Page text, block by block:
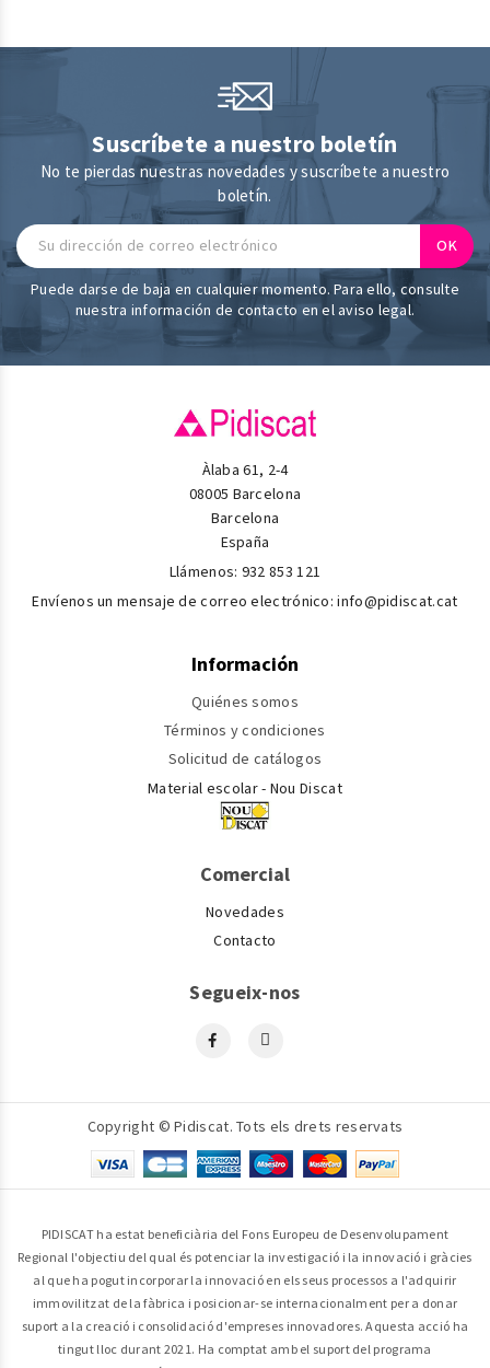
Suscríbete a nuestro boletín
No te pierdas nuestras novedades y suscríbete a nuestro
boletín.
Puede darse de baja en cualquier momento. Para ello, consulte
nuestra información de contacto en el aviso legal.
Àlaba 61, 2-4
08005 Barcelona
Barcelona
España
Llámenos: 932 853 121
Envíenos un mensaje de correo electrónico:info@pidiscat.cat
Información
Quiénes somos
Términos y condiciones
Solicitud de catálogos
Material escolar - Nou Discat
Comercial
Novedades
Contacto
Segueix-nos
Copyright © Pidiscat. Tots els drets reservats
PIDISCAT ha estat beneficiària del Fons Europeu de Desenvolupament
Regional l'objectiu del qual és potenciar la investigació i la innovació i gràcies
al que ha pogut incorporar la innovació en els seus processos a l'adquirir
immovilitzat de la fàbrica i posicionar-se internacionalment per a donar
suport a la creació i consolidació d'empreses innovadores. Aquesta acció ha
tingut lloc durant 2021. Ha comptat amb el suport del programa